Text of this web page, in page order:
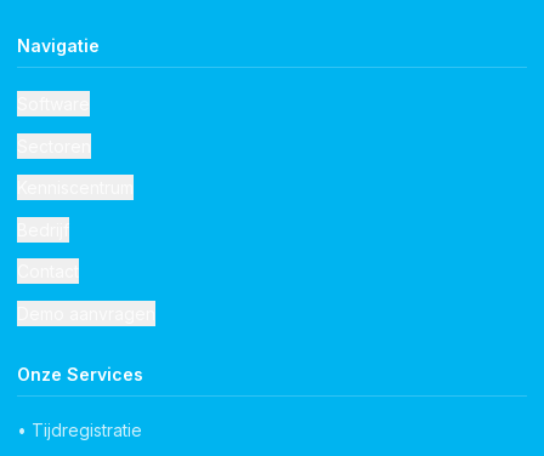
Navigatie
Onze Services
• Tijdregistratie